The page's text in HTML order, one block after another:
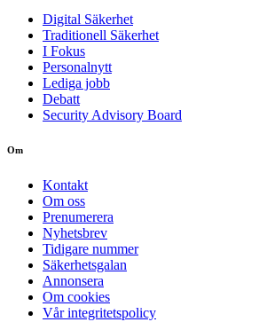
Digital Säkerhet
Traditionell Säkerhet
I Fokus
Personalnytt
Lediga jobb
Debatt
Security Advisory Board
Om
Kontakt
Om oss
Prenumerera
Nyhetsbrev
Tidigare nummer
Säkerhetsgalan
Annonsera
Om cookies
Vår integritetspolicy